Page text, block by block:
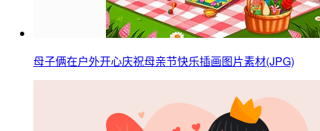
母子俩在户外开心庆祝母亲节快乐插画图片素材(JPG)